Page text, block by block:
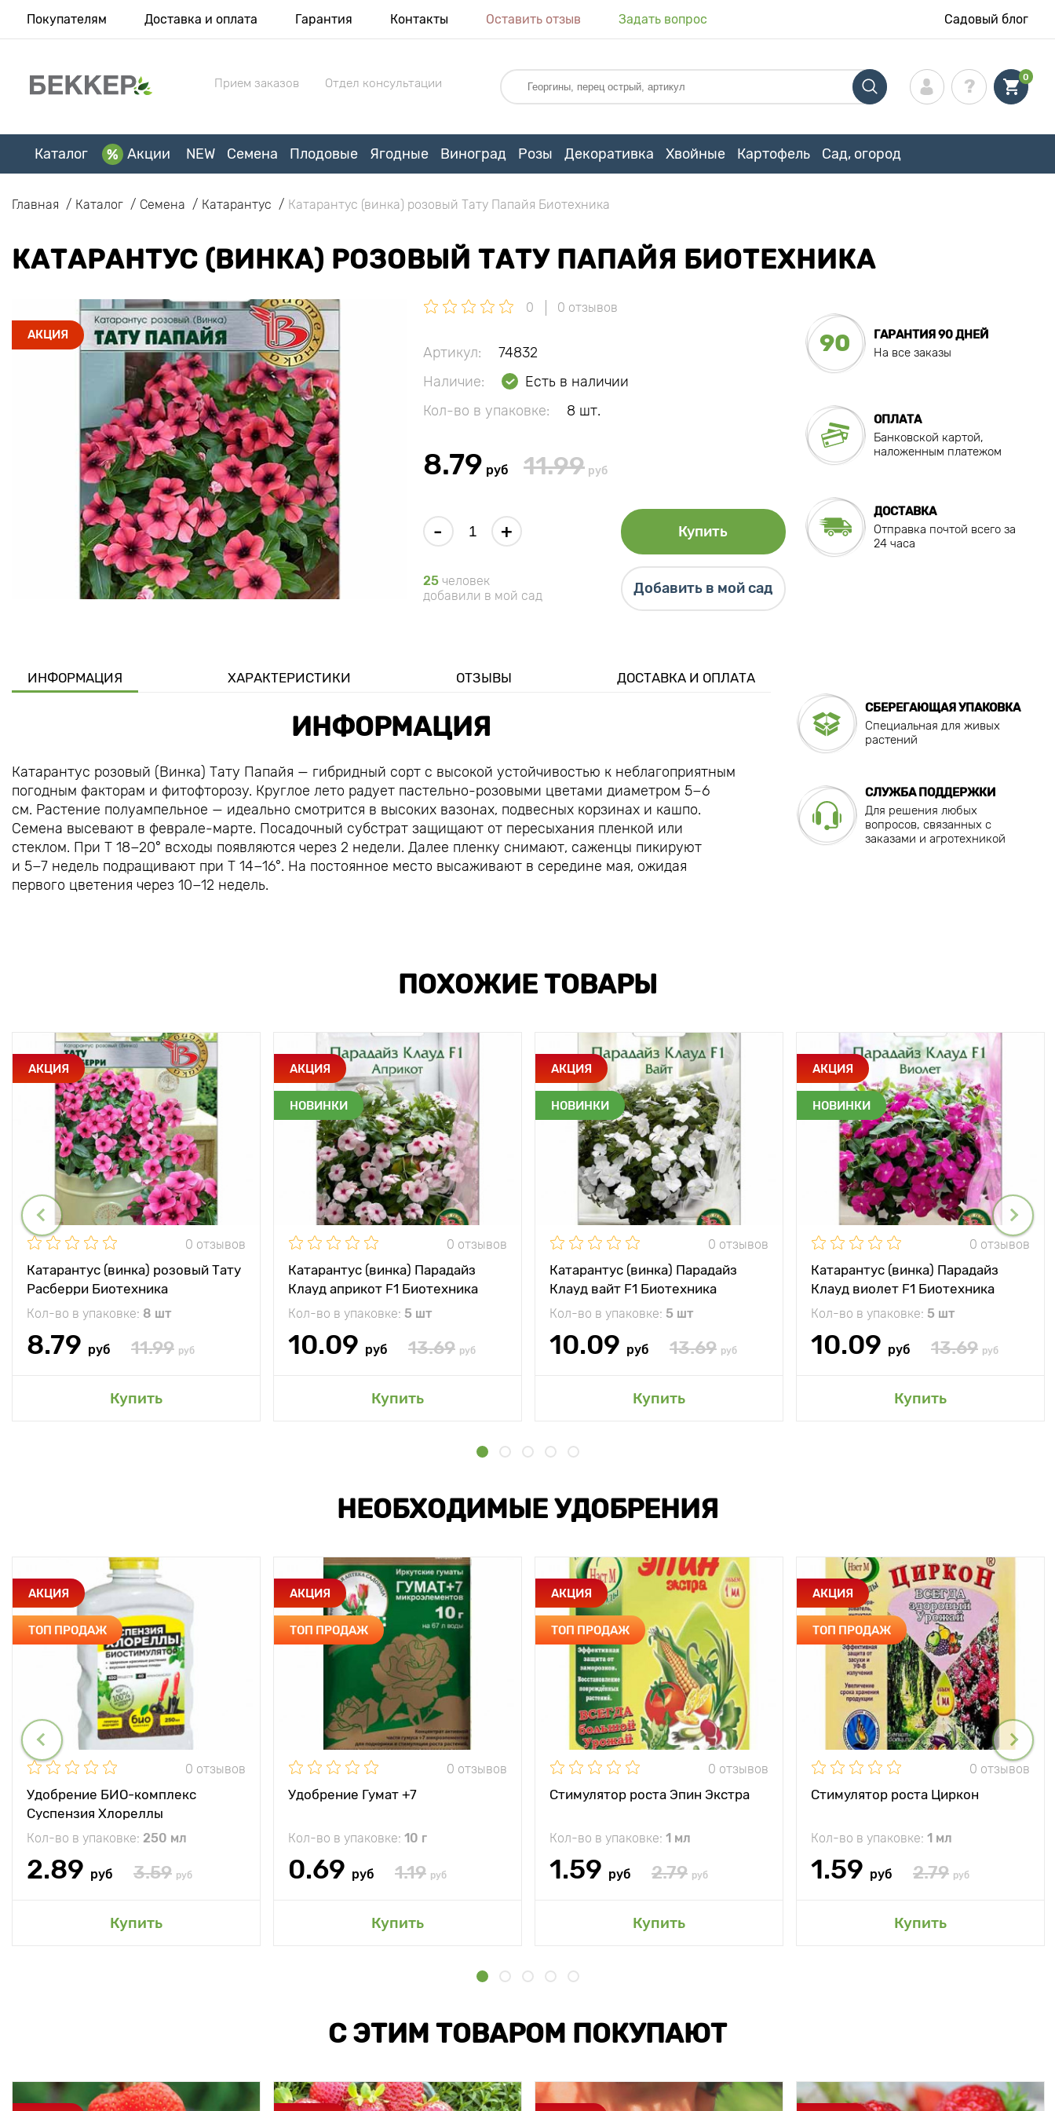
Покупателям Доставка и оплата Гарантия Контакты Оставить отзыв Задать вопрос Садовый блог
Прием заказов Отдел консультации 0
Каталог Акции NEW Семена Плодовые Ягодные Виноград Розы Декоративка Хвойные Картофель Сад, огород
Главная Каталог Семена Катарантус Катарантус (винка) розовый Тату Папайя Биотехника
КАТАРАНТУС (ВИНКА) РОЗОВЫЙ ТАТУ ПАПАЙЯ БИОТЕХНИКА
АКЦИЯ
0 0 отзывов
Артикул:
74832
Наличие:
Есть в наличии
Кол-во в упаковке:
8 шт.
8.79 руб 11.99 руб
- + Купить
25 человек
добавили в мой сад
Добавить в мой сад
90
ГАРАНТИЯ 90 ДНЕЙ
На все заказы
ОПЛАТА
Банковской картой,
наложенным платежом
ДОСТАВКА
Отправка почтой всего за
24 часа
ИНФОРМАЦИЯ ХАРАКТЕРИСТИКИ ОТЗЫВЫ ДОСТАВКА И ОПЛАТА
ИНФОРМАЦИЯ
Катарантус розовый (Винка) Тату Папайя — гибридный сорт с высокой устойчивостью к неблагоприятным
погодным факторам и фитофторозу. Круглое лето радует пастельно-розовыми цветами диаметром 5−6
см. Растение полуампельное — идеально смотрится в высоких вазонах, подвесных корзинах и кашпо.
Семена высевают в феврале-марте. Посадочный субстрат защищают от пересыхания пленкой или
стеклом. При Т 18−20° всходы появляются через 2 недели. Далее пленку снимают, саженцы пикируют
и 5−7 недель подращивают при Т 14−16°. На постоянное место высаживают в середине мая, ожидая
первого цветения через 10−12 недель.
СБЕРЕГАЮЩАЯ УПАКОВКА
Специальная для живых
растений
СЛУЖБА ПОДДЕРЖКИ
Для решения любых
вопросов, связанных с
заказами и агротехникой
ПОХОЖИЕ ТОВАРЫ
АКЦИЯ
0 отзывов
Катарантус (винка) розовый Тату
Расберри Биотехника
Кол-во в упаковке: 8 шт
8.79 руб 11.99 руб
Купить
АКЦИЯ
НОВИНКИ
0 отзывов
Катарантус (винка) Парадайз
Клауд априкот F1 Биотехника
Кол-во в упаковке: 5 шт
10.09 руб 13.69 руб
Купить
АКЦИЯ
НОВИНКИ
0 отзывов
Катарантус (винка) Парадайз
Клауд вайт F1 Биотехника
Кол-во в упаковке: 5 шт
10.09 руб 13.69 руб
Купить
АКЦИЯ
НОВИНКИ
0 отзывов
Катарантус (винка) Парадайз
Клауд виолет F1 Биотехника
Кол-во в упаковке: 5 шт
10.09 руб 13.69 руб
Купить
НЕОБХОДИМЫЕ УДОБРЕНИЯ
АКЦИЯ
ТОП ПРОДАЖ
0 отзывов
Удобрение БИО-комплекс
Суспензия Хлореллы
Кол-во в упаковке: 250 мл
2.89 руб 3.59 руб
Купить
АКЦИЯ
ТОП ПРОДАЖ
0 отзывов
Удобрение Гумат +7
Кол-во в упаковке: 10 г
0.69 руб 1.19 руб
Купить
АКЦИЯ
ТОП ПРОДАЖ
0 отзывов
Стимулятор роста Эпин Экстра
Кол-во в упаковке: 1 мл
1.59 руб 2.79 руб
Купить
АКЦИЯ
ТОП ПРОДАЖ
0 отзывов
Стимулятор роста Циркон
Кол-во в упаковке: 1 мл
1.59 руб 2.79 руб
Купить
С ЭТИМ ТОВАРОМ ПОКУПАЮТ